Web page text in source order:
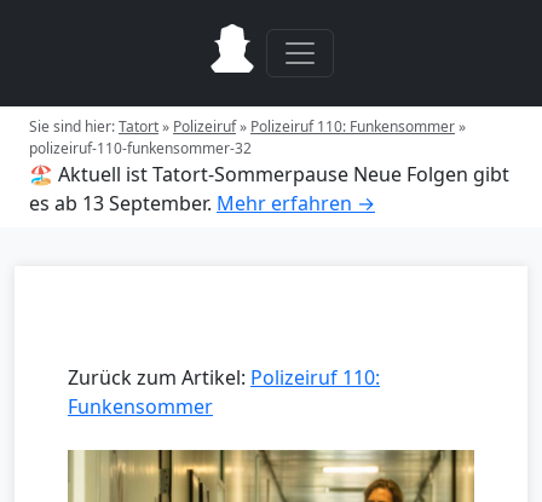
Sie sind hier:Tatort» Polizeiruf» Polizeiruf 110: Funkensommer»
polizeiruf-110-funkensommer-32
🏖️ Aktuell ist Tatort-Sommerpause Neue Folgen gibt
es ab 13 September. Mehr erfahren →
Zurück zum Artikel: Polizeiruf 110:
Funkensommer